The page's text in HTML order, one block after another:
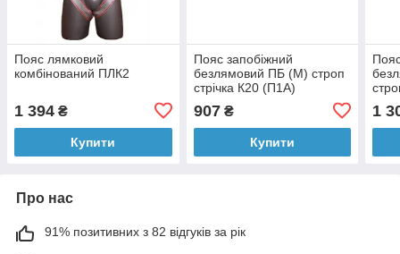
Пояс лямковий
комбінований ПЛК2
1 394 ₴
Купити
Пояс запобіжний
безлямовий ПБ (М) строп
стрічка К20 (П1А)
907₴
Купити
1
Про нас
91% позитивних з 82 відгуків за рік